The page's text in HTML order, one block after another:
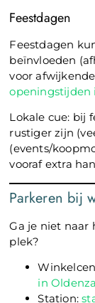
Feestdagen
Feestdagen
beïnvloeden
voor
openingstijden
Lokale cue: bij
rustiger zijn
(events/
vooraf extra
Parkeren bij
Ga je niet naar
plek?
in
Station: